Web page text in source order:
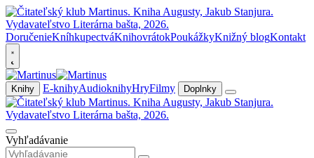
DoručenieKníhkupectváKnihovrátokPoukážkyKnižný blogKontakt
Knihy E-knihyAudioknihyHryFilmy Doplnky
Vyhľadávanie